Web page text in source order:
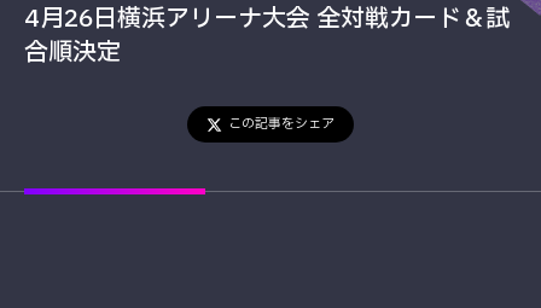
4月26日横浜アリーナ大会 全対戦カード＆試
合順決定
この記事をシェア